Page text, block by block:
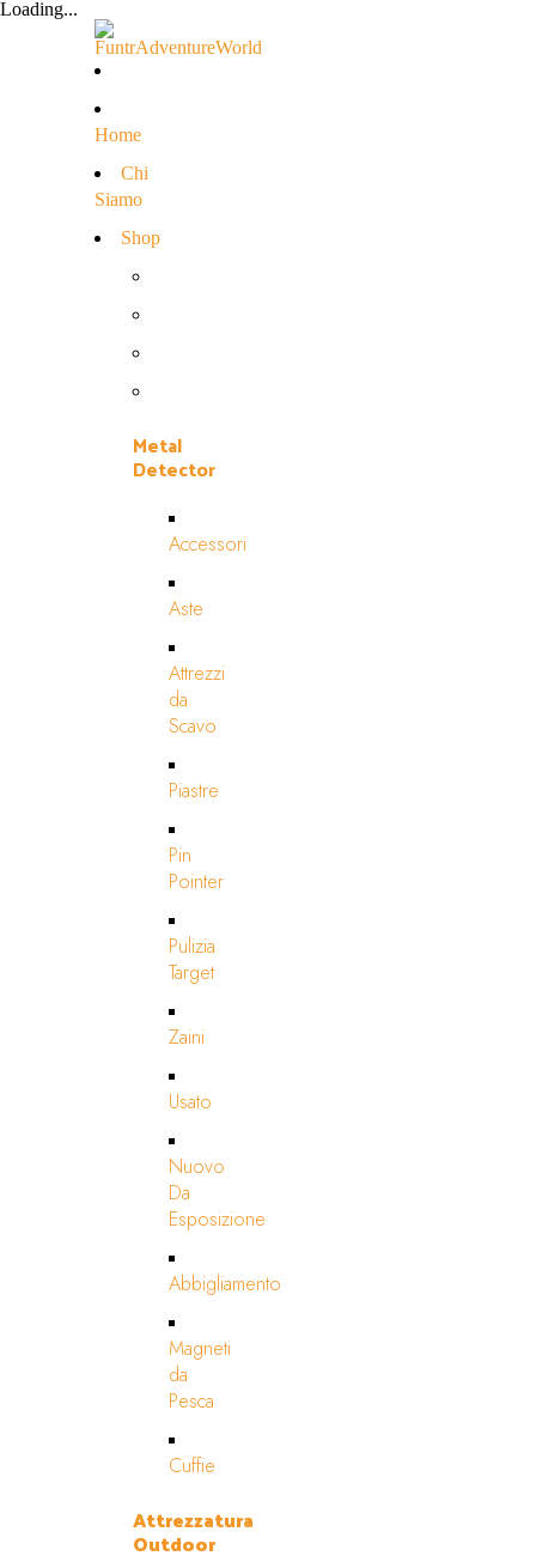
Loading...
Home
Chi
Siamo
Shop
Metal
Detector
Accessori
Aste
Attrezzi
da
Scavo
Piastre
Pin
Pointer
Pulizia
Target
Zaini
Usato
Nuovo
Da
Esposizione
Abbigliamento
Magneti
da
Pesca
Cuffie
Attrezzatura
Outdoor